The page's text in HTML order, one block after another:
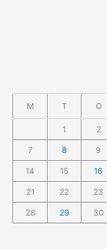
M T O
1 2
7 8 9
14 15 16
21 22 23
28 29 30